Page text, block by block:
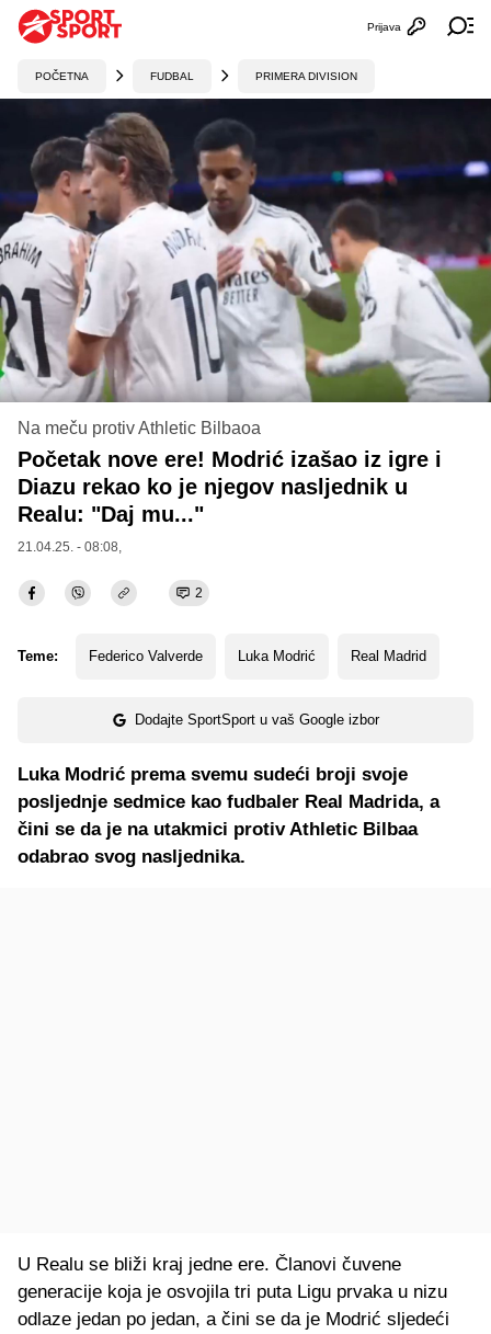
Otvori
Prijava
POČETNA FUDBAL PRIMERA DIVISION
Na meču protiv Athletic Bilbaoa
Početak nove ere! Modrić izašao iz igre i
Diazu rekao ko je njegov nasljednik u
Realu: "Daj mu..."
21.04.25. - 08:08,
2
Teme: Federico Valverde Luka Modrić Real Madrid
Dodajte SportSport u vaš Google izbor
Luka Modrić prema svemu sudeći broji svoje
posljednje sedmice kao fudbaler Real Madrida, a
čini se da je na utakmici protiv Athletic Bilbaa
odabrao svog nasljednika.
U Realu se bliži kraj jedne ere. Članovi čuvene
generacije koja je osvojila tri puta Ligu prvaka u nizu
odlaze jedan po jedan, a čini se da je Modrić sljedeći